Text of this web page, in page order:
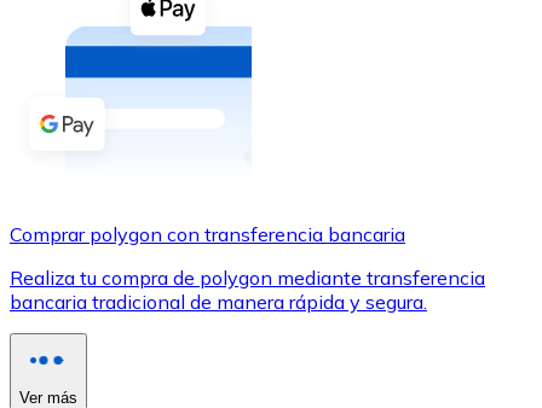
Compra criptomonedas con efectivo en tu tienda más
Comprar con efectivo
Transferencia SEPA
Tarjeta de crédito / débito
Utiliza tarjetas Visa y Mastercard para comprar
Comprar con tarjeta
Comprar polygon con transferencia bancaria
Realiza tu compra de polygon mediante transferencia
bancaria tradicional de manera rápida y segura.
Ver más